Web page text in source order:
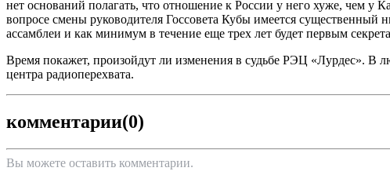
нет оснований полагать, что отношение к России у него хуже, чем у
вопросе смены руководителя Госсовета Кубы имеется существенный
ассамблеи и как минимум в течение еще трех лет будет первым
Время покажет, произойдут ли изменения в судьбе РЭЦ «Лурдес». В
центра радиоперехвата.
комментарии(0)
Вы можете оставить комментарии.